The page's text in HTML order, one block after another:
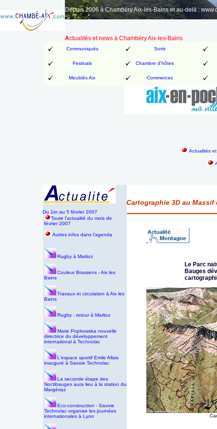
Depuis 2006 à Chambéry Aix-les-Bains et au-delà :
Actualités et news à Chambéry Aix-les-Bains
Communiqués Sortir
Festivals Chambre d'hôtes
Meublés Aix Commerces
Actualités
Du 1er au 5 février 2007
Cartographie 3D au Massif
Toute l'actualité du mois de
février 2007
Autres infos dans l'agenda
Rugby à Marlioz
Couleur Brassens - Aix les
Bains
Travaux et circulation à Aix les
Bains
Rugby : retour à Marlioz
Marie Popkowska nouvelle
directrice du développement
international à Technolac
L'espace sportif Emile Allais
inauguré à Savoie Technolac
La seconde étape des
Noctibauges aura lieu à la station du
Margériaz
Eco-construction - Savoie
Technolac organise les journées
internationales à Lyon
Le Parc
Bauges